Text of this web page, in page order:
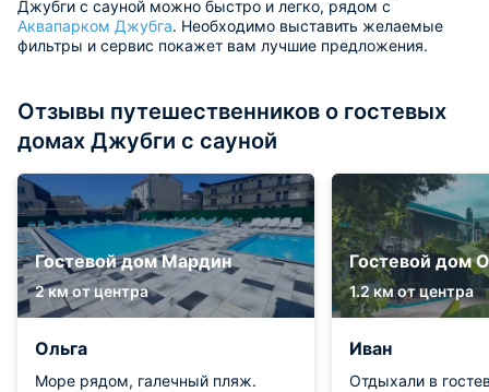
Джубги с сауной можно быстро и легко, рядом с
Аквапарком Джубга. Необходимо выставить желаемые
фильтры и сервис покажет вам лучшие предложения.
Отзывы путешественников о гостевых
домах Джубги с сауной
Гостевой дом Мардин
2 км от центра
Ольга
Море рядом, галечный пляж.
Гостевой дом
1.2 км от центра
Иван
Отдыхали в